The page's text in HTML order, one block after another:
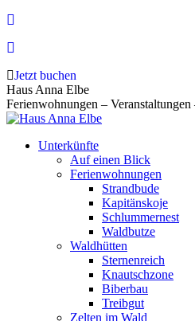
Zum
springen
Jetzt buchen
Haus Anna Elbe
Ferienwohnungen – Veranstaltungen
Unterkünfte
Auf einen Blick
Ferienwohnungen
Strandbude
Kapitänskoje
Schlummernest
Waldbutze
Waldhütten
Sternenreich
Knautschzone
Biberbau
Treibgut
Zelten im Wald